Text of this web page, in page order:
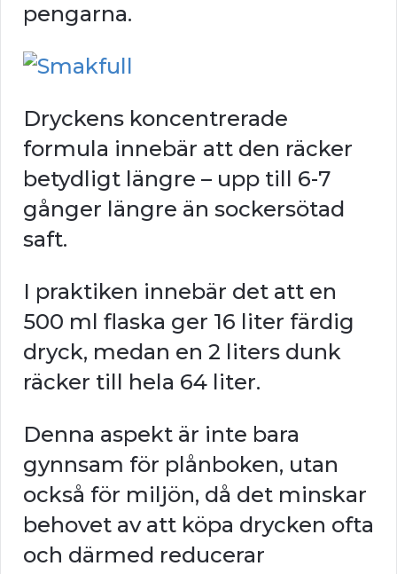
pengarna.
Dryckens koncentrerade
formula innebär att den räcker
betydligt längre – upp till 6-7
gånger längre än sockersötad
saft.
I praktiken innebär det att en
500 ml flaska ger 16 liter färdig
dryck, medan en 2 liters dunk
räcker till hela 64 liter.
Denna aspekt är inte bara
gynnsam för plånboken, utan
också för miljön, då det minskar
behovet av att köpa drycken ofta
och därmed reducerar